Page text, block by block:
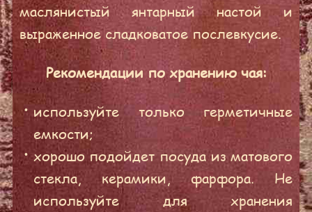
маслянистый янтарный настой и
выраженное сладковатое послевкусие.
Рекомендации по хранению чая:
используйте только герметичные
емкости;
хорошо подойдет посуда из матового
стекла, керамики, фарфора. Не
используйте для хранения